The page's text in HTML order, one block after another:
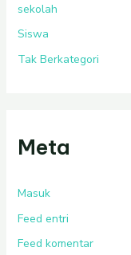
sekolah
Siswa
Tak Berkategori
Meta
Masuk
Feed entri
Feed komentar